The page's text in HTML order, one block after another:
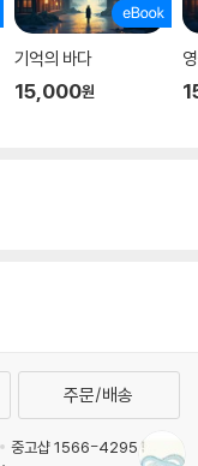
기억의 바다
15,000원
주문/배송
중고샵 1566-4295